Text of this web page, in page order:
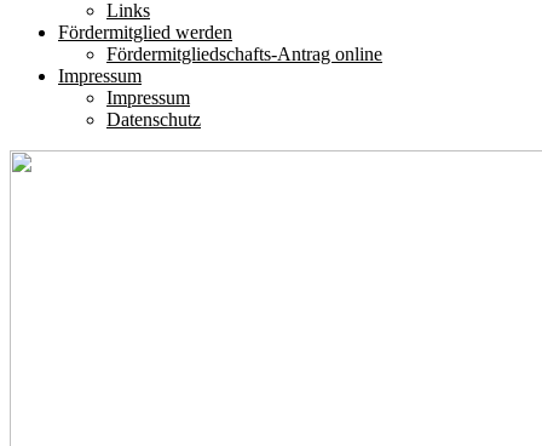
Links
Fördermitglied werden
Fördermitgliedschafts-Antrag online
Impressum
Impressum
Datenschutz